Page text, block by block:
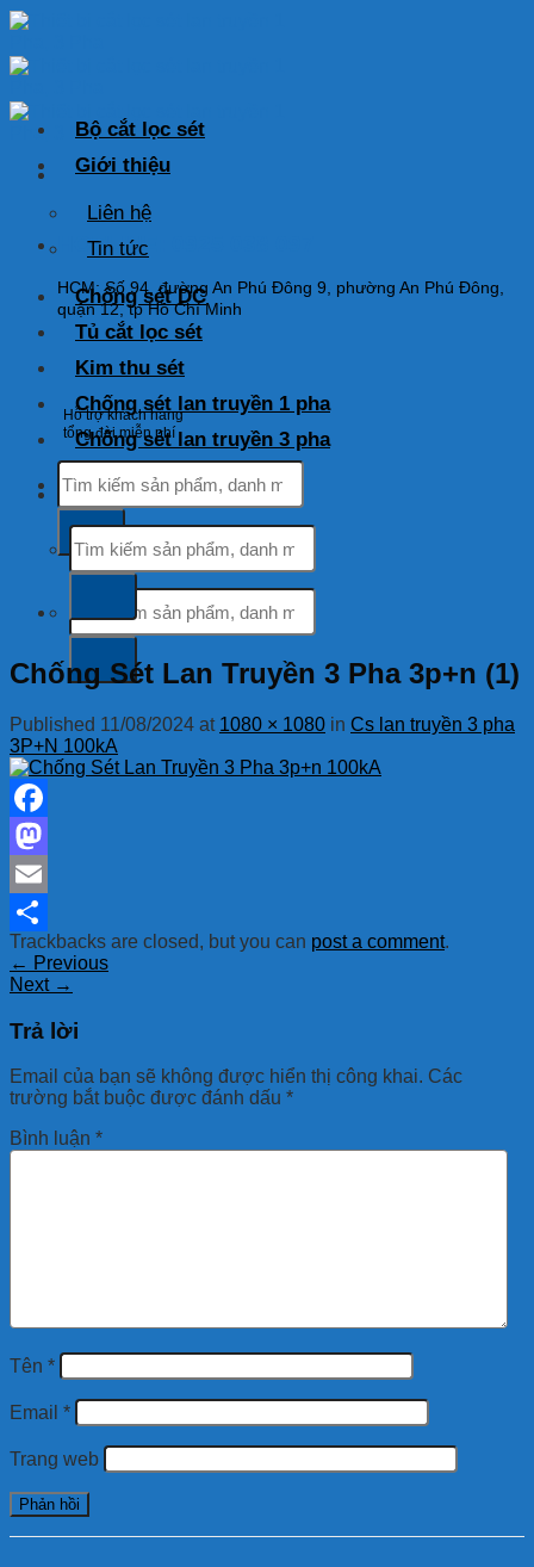
Skip
content
HOTLINE: 0925 038 097
HCM: Số 94, đường An Phú Đông 9, phường An Phú Đông,
quận 12, tp Hồ Chí Minh
Hỗ trợ khách hàng
tổng đài miễn phí
Tìm
kiếm:
kiếm:
Bộ cắt lọc sét
Giới thiệu
Liên hệ
Tin tức
Chống sét DC
Tủ cắt lọc sét
Kim thu sét
Chống sét lan truyền 1 pha
Chống sét lan truyền 3 pha
Tìm
kiếm:
Chống Sét Lan Truyền 3 Pha 3p+n (1)
Published 11/08/2024 at 1080 × 1080 in Cs lan truyền 3 pha
3P+N 100kA
Facebook
Mastodon
Email
Share
Trackbacks are closed, but you can post a comment.
← Previous
Next →
Trả lời
Email của bạn sẽ không được hiển thị công khai. Các
trường bắt buộc được đánh dấu *
Bình luận *
Tên *
Email *
Trang web